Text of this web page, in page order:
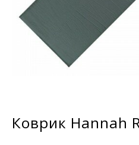
Коврик Hannah